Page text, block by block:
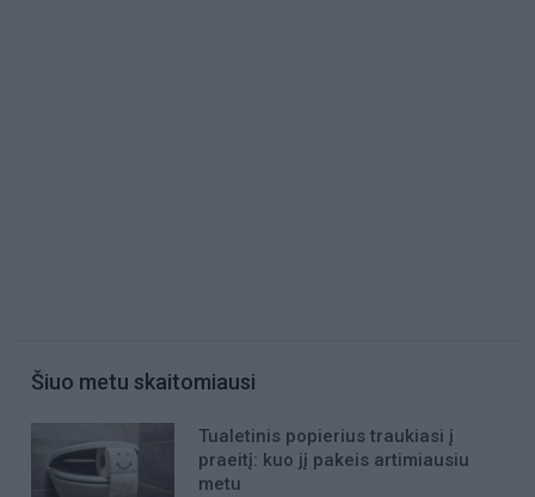
Šiuo metu skaitomiausi
Tualetinis popierius traukiasi į
praeitį: kuo jį pakeis artimiausiu
metu